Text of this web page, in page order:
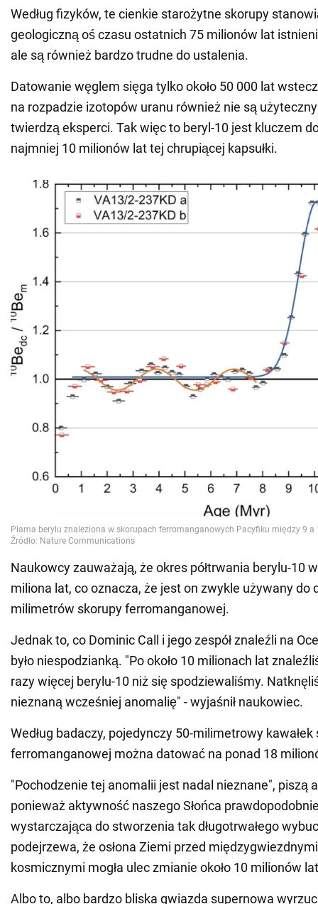
Według fizyków, te cienkie starożytne skorupy
geologiczną oś czasu ostatnich 75 milionów lat
ale są również bardzo trudne do ustalenia.
Datowanie węglem sięga tylko około 50 000 lat
na rozpadzie izotopów uranu również nie są
twierdzą eksperci. Tak więc to beryl-10 jest kluczem
najmniej 10 milionów lat tej chrupiącej kapsułki.
Naukowcy zauważają, że okres półtrwania berylu-10
miliona lat, co oznacza, że jest on zwykle używany do
milimetrów skorupy ferromanganowej.
Jednak to, co Dominic Call i jego zespół znaleźli na
było niespodzianką. "Po około 10 milionach lat
razy więcej berylu-10 niż się spodziewaliśmy.
nieznaną wcześniej anomalię" - wyjaśnił naukowiec.
Według badaczy, pojedynczy 50-milimetrowy kawałek
ferromanganowej można datować na ponad 18
"Pochodzenie tej anomalii jest nadal nieznane", piszą
ponieważ aktywność naszego Słońca
wystarczająca do stworzenia tak długotrwałego
podejrzewa, że osłona Ziemi przed
kosmicznymi mogła ulec zmianie około 10 milionów
Albo to, albo bardzo bliska gwiazda supernowa